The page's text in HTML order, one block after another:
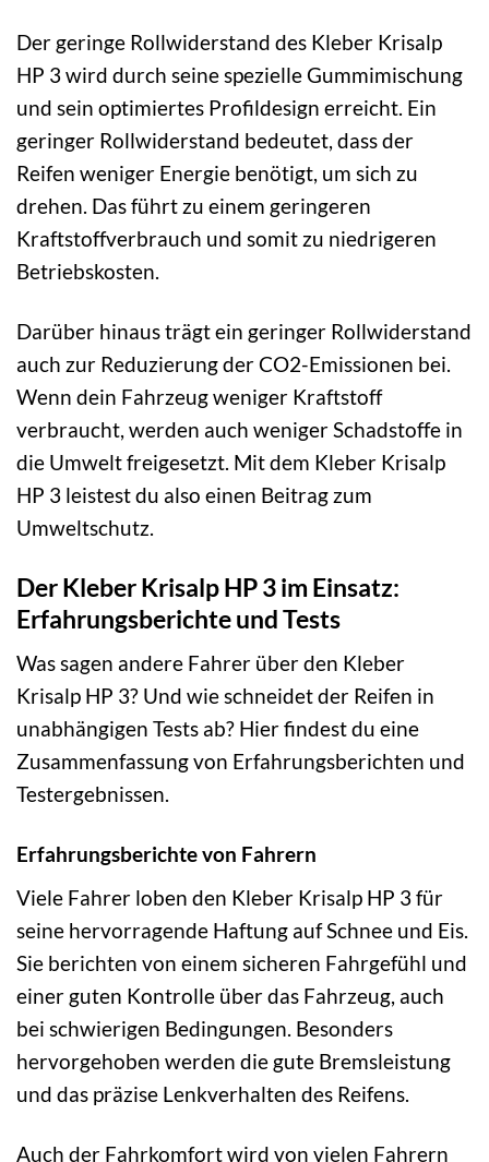
Der geringe Rollwiderstand des Kleber Krisalp
HP 3 wird durch seine spezielle Gummimischung
und sein optimiertes Profildesign erreicht. Ein
geringer Rollwiderstand bedeutet, dass der
Reifen weniger Energie benötigt, um sich zu
drehen. Das führt zu einem geringeren
Kraftstoffverbrauch und somit zu niedrigeren
Betriebskosten.
Darüber hinaus trägt ein geringer Rollwiderstand
auch zur Reduzierung der CO2-Emissionen bei.
Wenn dein Fahrzeug weniger Kraftstoff
verbraucht, werden auch weniger Schadstoffe in
die Umwelt freigesetzt. Mit dem Kleber Krisalp
HP 3 leistest du also einen Beitrag zum
Umweltschutz.
Der Kleber Krisalp HP 3 im Einsatz:
Erfahrungsberichte und Tests
Was sagen andere Fahrer über den Kleber
Krisalp HP 3? Und wie schneidet der Reifen in
unabhängigen Tests ab? Hier findest du eine
Zusammenfassung von Erfahrungsberichten und
Testergebnissen.
Erfahrungsberichte von Fahrern
Viele Fahrer loben den Kleber Krisalp HP 3 für
seine hervorragende Haftung auf Schnee und Eis.
Sie berichten von einem sicheren Fahrgefühl und
einer guten Kontrolle über das Fahrzeug, auch
bei schwierigen Bedingungen. Besonders
hervorgehoben werden die gute Bremsleistung
und das präzise Lenkverhalten des Reifens.
Auch der Fahrkomfort wird von vielen Fahrern